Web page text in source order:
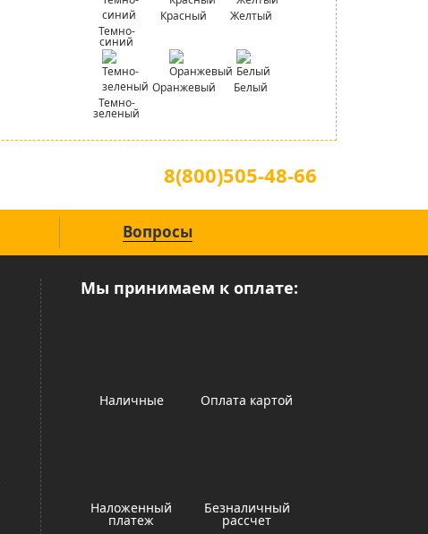
Темно-
синий
Красный Желтый
Темно-
зеленый
Оранжевый Белый
8(800)505-48-66
Вопросы
Мы принимаем к оплате:
Наличные Оплата картой
Наложенный
платеж
Безналичный
рассчет